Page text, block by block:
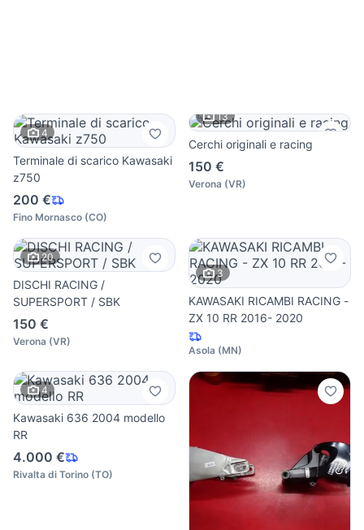
4
Terminale di scarico Kawasaki
z750
200 €
Fino Mornasco (CO)
13
Cerchi originali e racing
150 €
Verona (VR)
20
DISCHI RACING /
SUPERSPORT / SBK
150 €
Verona (VR)
3
KAWASAKI RICAMBI RACING -
ZX 10 RR 2016- 2020
Asola (MN)
4
Kawasaki 636 2004 modello
RR
4.000 €
Rivalta di Torino (TO)